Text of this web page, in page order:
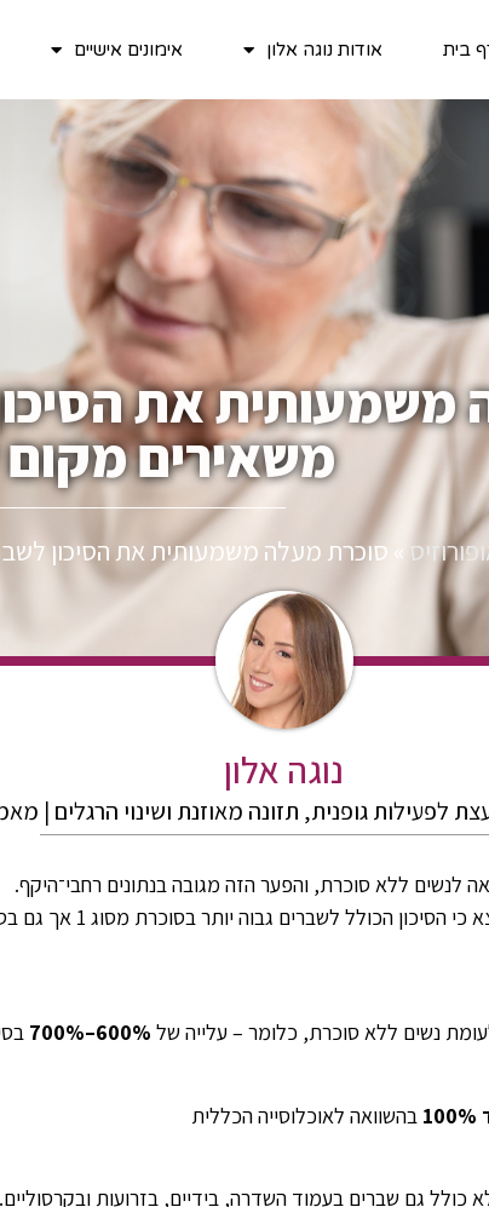
בית אודות נוגה אלון אימונים אישיים
משמעותית את
משאירים
» סוכרת מעלה משמעותית את הסיכון
נוגה אלון
לפעילות גופנית, תזונה מאוזנת ושינוי הרגלים |
לנשים ללא סוכרת, והפער הזה מגובה בנתונים רחבי־היקף.
נשים ללא סוכרת, כלומר – עלייה של 600%–700%
בהשוואה לאוכלוסייה הכללית
כולל גם שברים בעמוד השדרה, בידיים, בזרועות ובקרסוליים.